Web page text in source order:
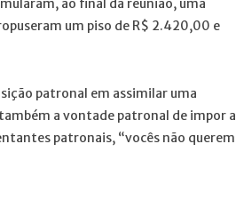
ao final da reunião, uma
um piso de R$ 2.420,00 e
patronal em assimilar uma
a vontade patronal de impor a
patronais, “vocês não querem